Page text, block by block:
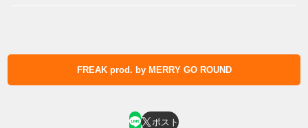
FREAK prod. by MERRY GO ROUND
ポスト